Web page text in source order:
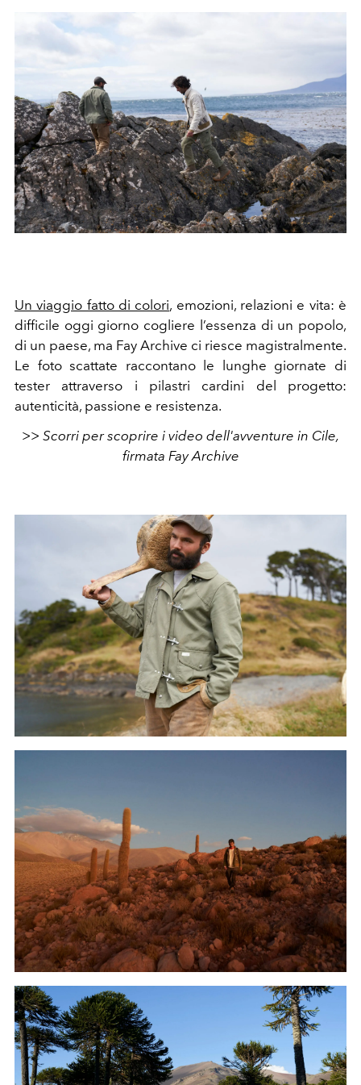
Un viaggio fatto di colori, emozioni, relazioni e vita: è
difficile oggi giorno cogliere l’essenza di un popolo,
di un paese, ma Fay Archive ci riesce magistralmente.
Le foto scattate raccontano le lunghe giornate di
tester attraverso i pilastri cardini del progetto:
autenticità, passione e resistenza.
>> Scorri per scoprire i video dell'avventure in Cile,
firmata Fay Archive